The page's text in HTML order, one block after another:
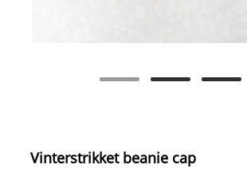
Vinterstrikket beanie cap